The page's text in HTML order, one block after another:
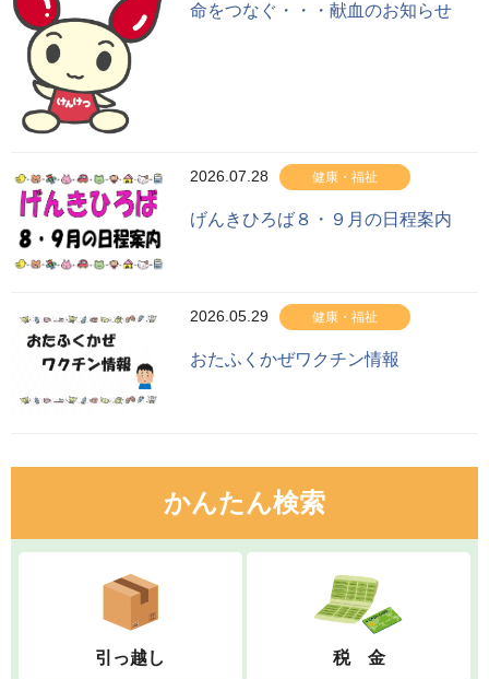
命をつなぐ・・・献血のお知らせ
2026.07.28 健康・福祉
げんきひろば８・９月の日程案内
2026.05.29 健康・福祉
おたふくかぜワクチン情報
かんたん検索
引っ越し 税 金